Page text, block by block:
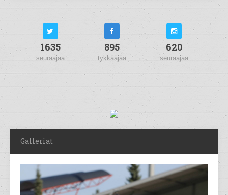
1635
seuraajaa
895
tykkääjää
620
seuraajaa
Galleriat